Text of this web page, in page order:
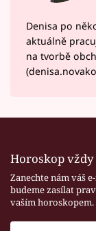
Denisa po
aktuálně
na tvorbě
Horoskop
Zanechte nám váš
budeme zasílat
vaším horoskopem.